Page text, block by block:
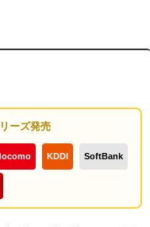
ーズ発売
KDDI SoftBank